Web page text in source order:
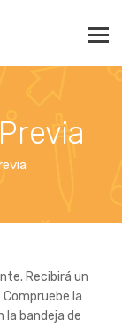
Recibirá un
la
la bandeja de